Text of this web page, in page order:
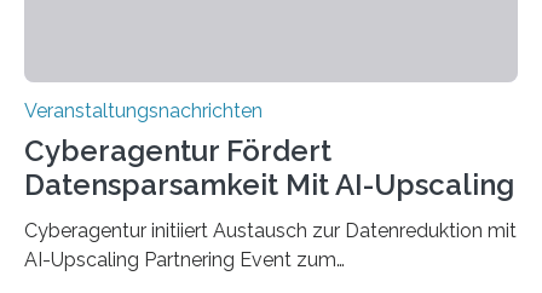
Veranstaltungsnachrichten
Cyberagentur Fördert
Datensparsamkeit Mit AI-Upscaling
Cyberagentur initiiert Austausch zur Datenreduktion mit
AI-Upscaling Partnering Event zum